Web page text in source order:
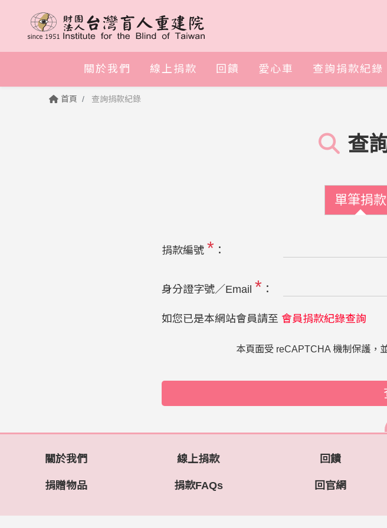
關於我們 線上捐款 回饋 愛心車 查詢捐款紀錄
首頁 查詢捐款紀錄
查
單筆捐款
捐款編號 * ：
身分證字號／Email * ：
如您已是本網站會員請至 會員捐款紀錄查詢
本頁面受 reCAPTCHA 機制保護，
關於我們 線上捐款 回饋
捐贈物品 捐款FAQs 回官網